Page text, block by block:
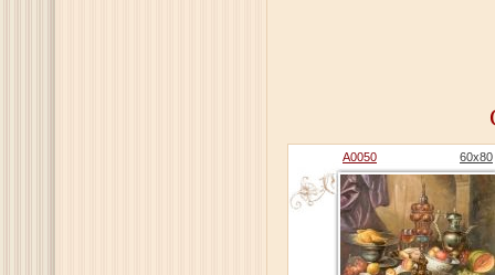
A0050 60x80